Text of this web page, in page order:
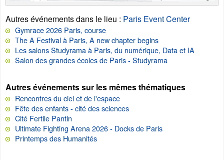
Autres événements dans le lieu : Paris Event Center
Gymrace 2026 Paris, course
The A Festival à Paris, A new chapter begins
Les salons Studyrama à Paris, du numérique, Data et IA
Salon des grandes écoles de Paris - Studyrama
Autres événements sur les mêmes thématiques
Rencontres du ciel et de l'espace
Fête des enfants - cité des sciences
Cité Fertile Pantin
Ultimate Fighting Arena 2026 - Docks de Paris
Printemps des Humanités